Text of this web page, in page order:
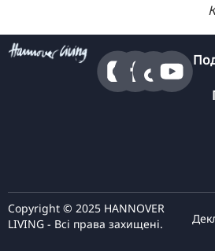
Copyright © 2025 HANNOVER
LIVING - Всі права захищені.